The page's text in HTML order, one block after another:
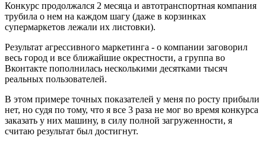
Конкурс продолжался 2 месяца и автотранспортная компания
трубила о нем на каждом шагу (даже в корзинках
супермаркетов лежали их листовки).
Результат агрессивного маркетинга - о компании заговорил
весь город и все ближайшие окрестности, а группа во
Вконтакте пополнилась несколькими десятками тысяч
реальных пользователей.
В этом примере точных показателей у меня по росту прибыли
нет, но судя по тому, что я все 3 раза не мог во время конкурса
заказать у них машину, в силу полной загруженности, я
считаю результат был достигнут.